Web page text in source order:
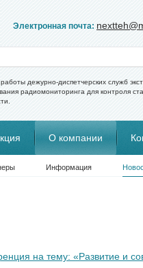
Электронная почта:
дежурно-диспетчерских служб
радиомониторинга для контроля
О компании
Информация
на тему: «Развитие и